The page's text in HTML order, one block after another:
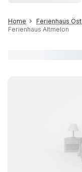
Home Ferienhaus
Ferienhaus Altmelon